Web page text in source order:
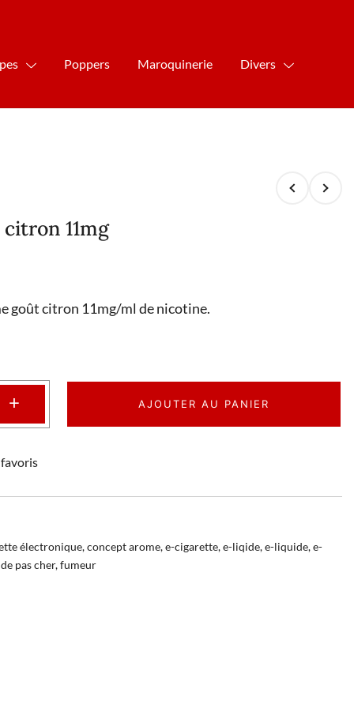
Poppers Maroquinerie Divers
11mg
goût citron 11mg/ml de nicotine.
+ AJOUTER AU PANIER
électronique,concept arome,e-cigarette,e-liqide,e-liquide,e-
pas cher,fumeur